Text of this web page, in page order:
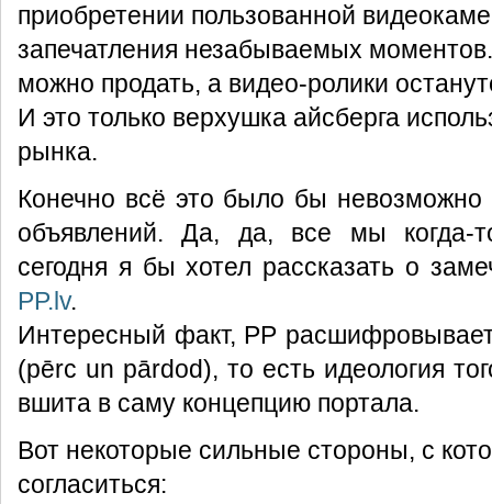
приобретении пользованной
запечатления незабываемых
можно продать, а видео-ролики
И это только верхушка айсберга
рынка.
Конечно всё это было бы невозможно
объявлений. Да, да, все мы когда-
сегодня я бы хотел рассказать о
PP.lv.
Интересный факт, PP
(pērc un pārdod), то есть идеология
вшита в саму концепцию портала.
Вот некоторые сильные стороны, с
согласиться: